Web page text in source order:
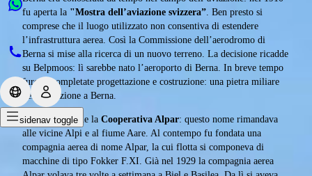
sidenav toggle
fu aperta la "Mostra dell’aviazione svizzera”. Ben presto si
comprese che il luogo utilizzato non consentiva di estendere
l’infrastruttura aerea. Così la Commissione dell’aerodromo di
Berna si mise alla ricerca di un nuovo terreno. La decisione ricadde
su Belpmoos: lì sarebbe nato l’aeroporto di Berna. In breve tempo
furono completate progettazione e costruzione: una pietra miliare
per l’aviazione a Berna.
Nel 1929 nacque la Cooperativa Alpar: questo nome rimandava
alle vicine Alpi e al fiume Aare. Al contempo fu fondata una
compagnia aerea di nome Alpar, la cui flotta si componeva di
macchine di tipo Fokker F.XI. Già nel 1929 la compagnia aerea